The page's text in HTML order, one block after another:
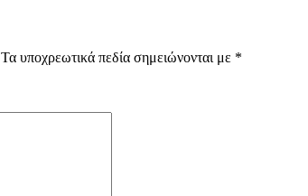
Τα υποχρεωτικά πεδία σημειώνονται με *